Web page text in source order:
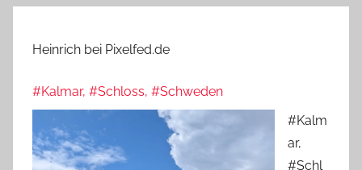
Heinrich bei Pixelfed.de
#Kalmar, #Schloss, #Schweden
#Kalm
ar,
#Schl